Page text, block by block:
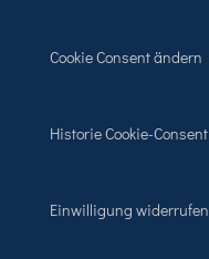
Cookie Consent ändern
Historie Cookie-Consent
Einwilligung widerrufen